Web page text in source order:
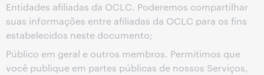
Entidades afiliadas da OCLC. Poderemos compartilhar
suas informações entre afiliadas da OCLC para os fins
estabelecidos neste documento;
Público em geral e outros membros. Permitimos que
você publique em partes públicas de nossos Serviços,